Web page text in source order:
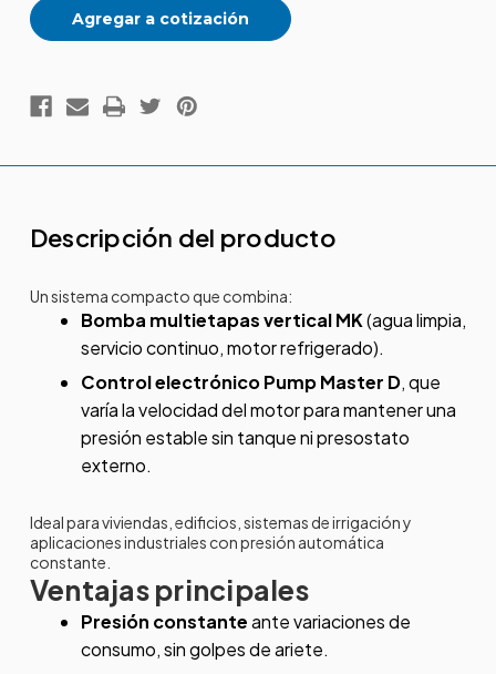
Agregar a cotización
Descripción del producto
Un sistema compacto que combina:
Bomba multietapas vertical MK(agua limpia,
servicio continuo, motor refrigerado).
Control electrónico Pump Master D, que
varía la velocidad del motor para mantener una
presión estable sin tanque ni presostato
externo.
Ideal para viviendas, edificios, sistemas de irrigación y
aplicaciones industriales con presión automática
constante.
Ventajas principales
Presión constanteante variaciones de
consumo, sin golpes de ariete.